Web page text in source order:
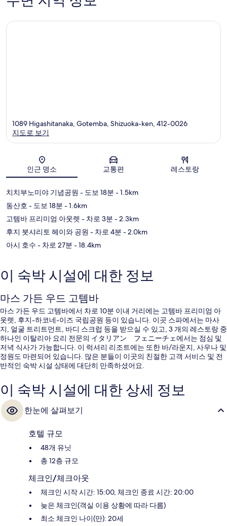
지도
1089 Higashitanaka, Gotemba, Shizuoka-ken, 412-0026
지도로 보기
인근 명소 교통편 레스토랑
치치부노미야 기념공원 - 도보 18분 - 1.5km
동산호 - 도보 18분 - 1.6km
고템바 프리미엄 아웃렛 - 차로 3분 - 2.3km
후지 붓샤리토 헤이와 공원 - 차로 4분 - 2.0km
아시 호수 - 차로 27분 - 18.4km
이 숙박 시설에 대한 정보
마스 가든 우드 고템바
마스 가든 우드 고템바에서 차로 10분 이내 거리에는 고템바 프리미엄 아
웃렛, 후지-하코네-이즈 국립공원 등이 있습니다. 이곳 스파에서는 마사
지, 얼굴 트리트먼트, 바디 스크럽 등을 받으실 수 있고, 3 개의 레스토랑 중
하나인 이탈리아 요리 전문의 イタリアン フェニーチェ에서는 점심 및
저녁 식사가 가능합니다. 이 럭셔리 리조트에는 또한 바/라운지, 사우나 및
정원도 마련되어 있습니다. 많은 분들이 이곳의 친절한 고객 서비스 및 전
반적인 숙박 시설 상태에 대단히 만족하셨어요.
이 숙박 시설에 대한 상세 정보
한눈에 살펴보기
호텔 규모
48개 유닛
총 12층 규모
체크인/체크아웃
체크인 시작 시간: 15:00, 체크인 종료 시간: 20:00
늦은 체크인(객실 이용 상황에 따라 다름)
최소 체크인 나이(만): 20세